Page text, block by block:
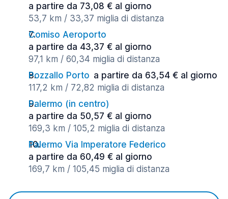
a partire da 73,08 € al giorno
53,7 km / 33,37 miglia di distanza
Comiso Aeroporto
a partire da 43,37 € al giorno
97,1 km / 60,34 miglia di distanza
Pozzallo Porto a partire da 63,54 € al giorno
117,2 km / 72,82 miglia di distanza
Palermo (in centro)
a partire da 50,57 € al giorno
169,3 km / 105,2 miglia di distanza
Palermo Via Imperatore Federico
a partire da 60,49 € al giorno
169,7 km / 105,45 miglia di distanza